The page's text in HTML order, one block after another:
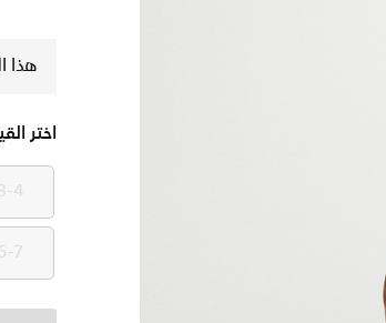
هذا
اختر
3-4 سنوات
6-7